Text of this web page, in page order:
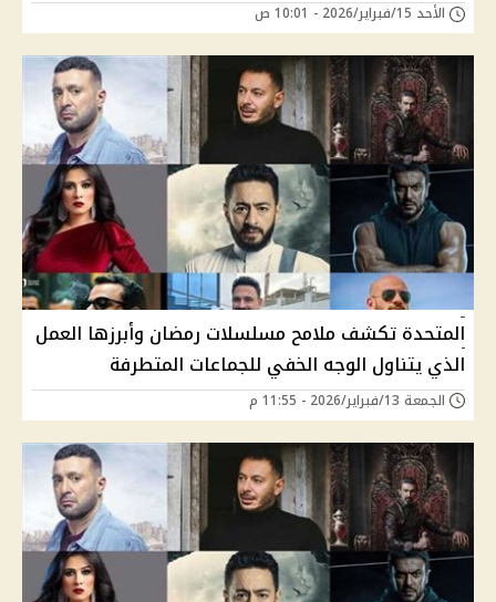
الأحد 15/فبراير/2026 - 10:01 ص
المتحدة تكشف ملامح مسلسلات رمضان وأبرزها العمل
الذي يتناول الوجه الخفي للجماعات المتطرفة
الجمعة 13/فبراير/2026 - 11:55 م